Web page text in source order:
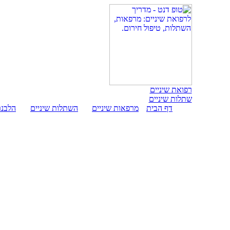
רפואת שיניים
שתלות שיניים
דף הבית
מרפאות שיניים השתלות שיניים